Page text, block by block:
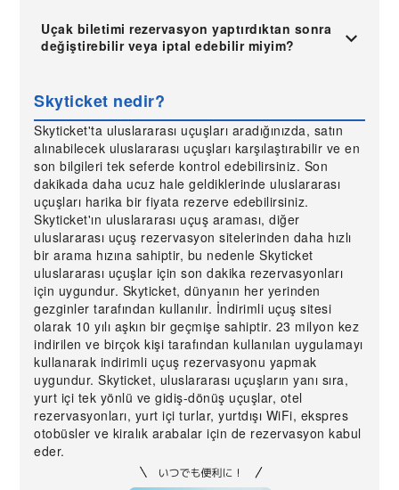
Uçak biletimi rezervasyon yaptırdıktan sonra
değiştirebilir veya iptal edebilir miyim?
Skyticket nedir?
Skyticket'ta uluslararası uçuşları aradığınızda, satın
alınabilecek uluslararası uçuşları karşılaştırabilir ve en
son bilgileri tek seferde kontrol edebilirsiniz. Son
dakikada daha ucuz hale geldiklerinde uluslararası
uçuşları harika bir fiyata rezerve edebilirsiniz.
Skyticket'ın uluslararası uçuş araması, diğer
uluslararası uçuş rezervasyon sitelerinden daha hızlı
bir arama hızına sahiptir, bu nedenle Skyticket
uluslararası uçuşlar için son dakika rezervasyonları
için uygundur. Skyticket, dünyanın her yerinden
gezginler tarafından kullanılır. İndirimli uçuş sitesi
olarak 10 yılı aşkın bir geçmişe sahiptir. 23 milyon kez
indirilen ve birçok kişi tarafından kullanılan uygulamayı
kullanarak indirimli uçuş rezervasyonu yapmak
uygundur. Skyticket, uluslararası uçuşların yanı sıra,
yurt içi tek yönlü ve gidiş-dönüş uçuşlar, otel
rezervasyonları, yurt içi turlar, yurtdışı WiFi, ekspres
otobüsler ve kiralık arabalar için de rezervasyon kabul
eder.